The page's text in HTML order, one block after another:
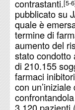
contrastanti. 5-6
pubblicato su
quale è
termine di
aumento del
stato condotto
di 210.155
farmaci
con